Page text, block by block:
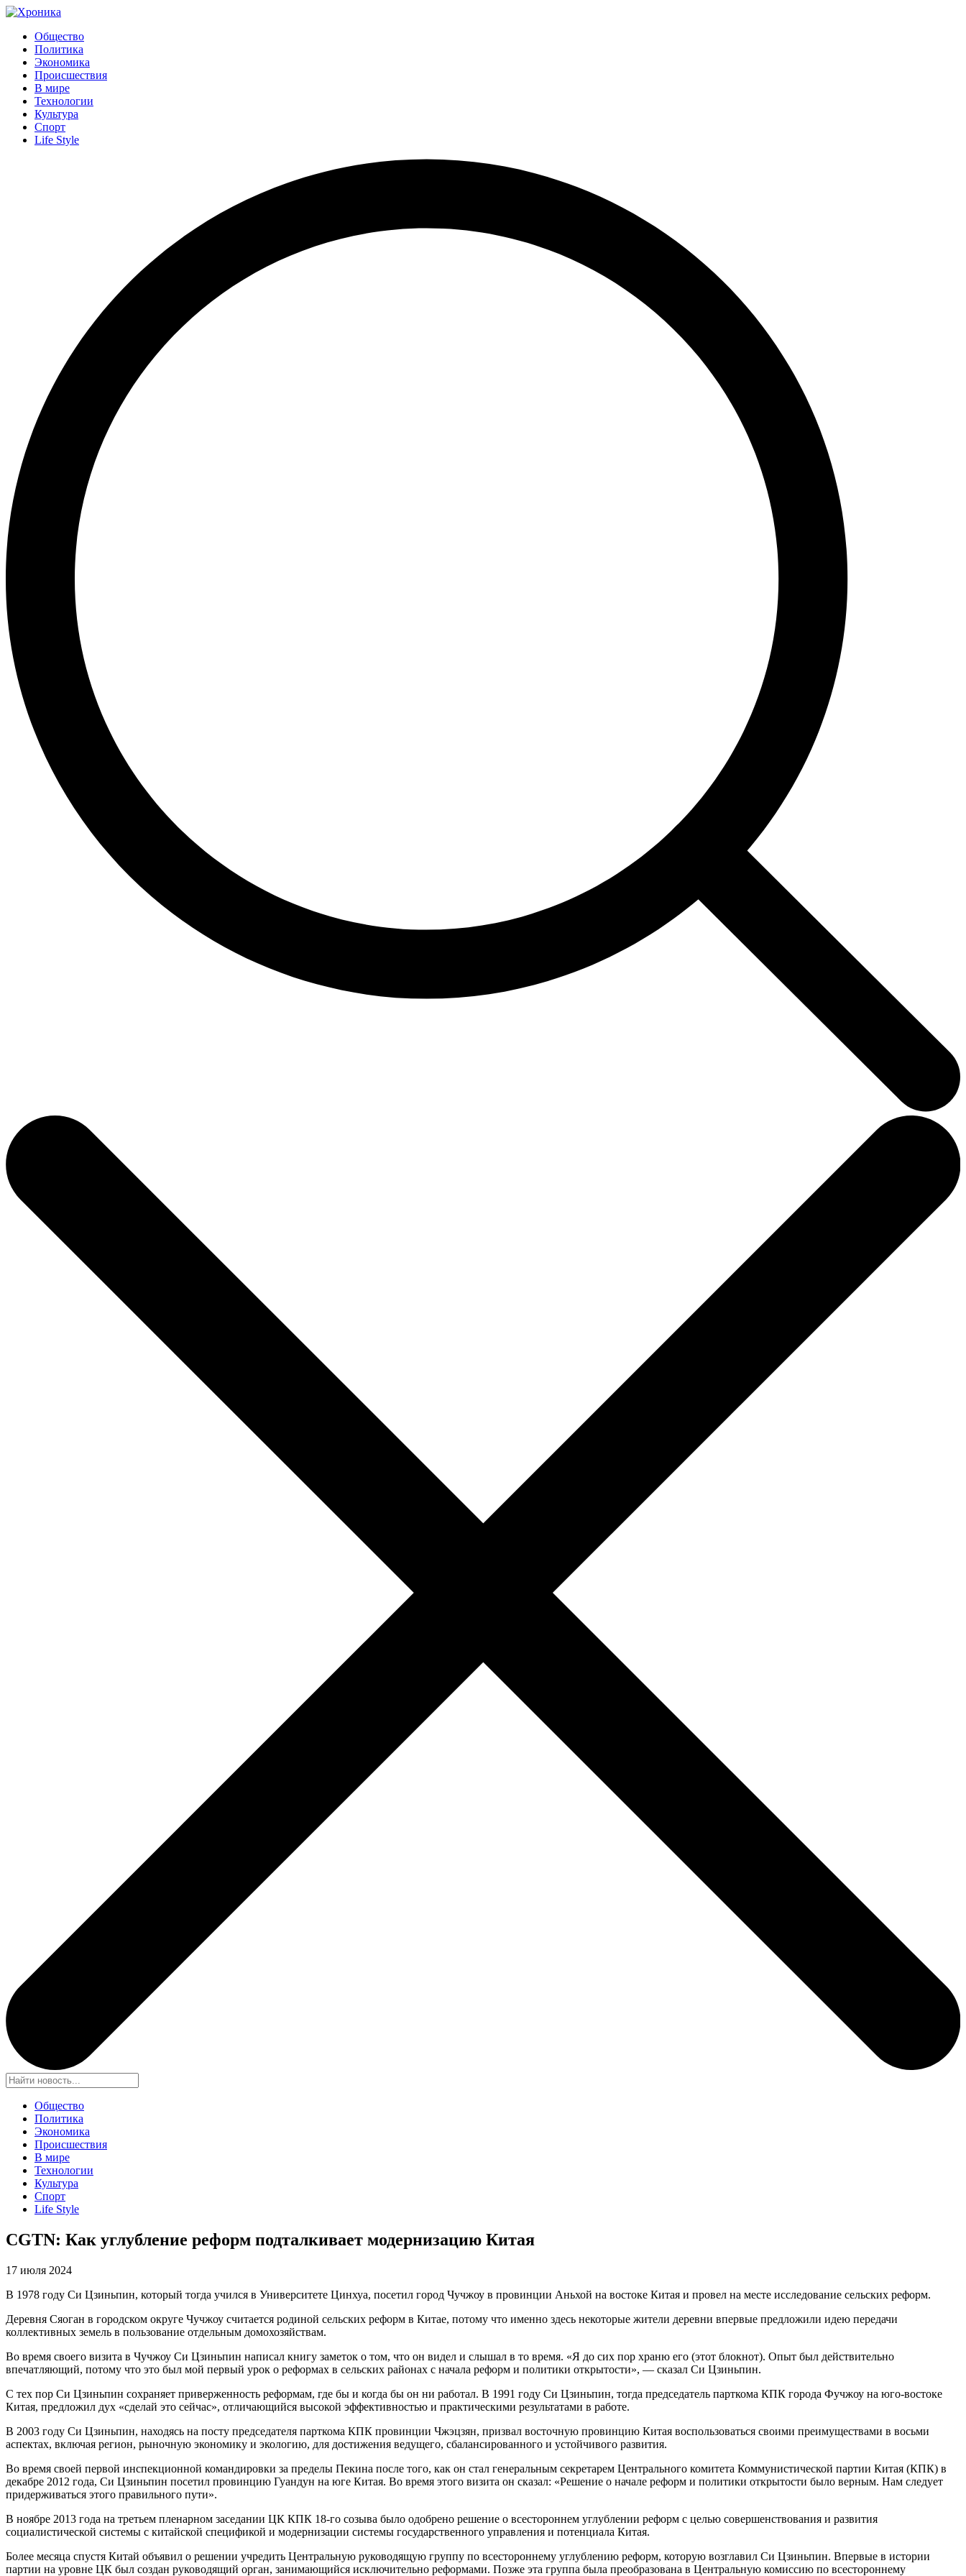
Общество
Политика
Экономика
Происшествия
В мире
Технологии
Культура
Спорт
Life Style
Общество
Политика
Экономика
Происшествия
В мире
Технологии
Культура
Спорт
Life Style
CGTN: Как углубление реформ подталкивает модернизацию Китая
17 июля 2024
В 1978 году Си Цзиньпин, который тогда учился в Университете Цинхуа, посетил город Чучжоу в провинции Аньхой на востоке Китая и провел на месте исследование сельских реформ.
Деревня Сяоган в городском округе Чучжоу считается родиной сельских реформ в Китае, потому что именно здесь некоторые жители деревни впервые предложили идею передачи
коллективных земель в пользование отдельным домохозяйствам.
Во время своего визита в Чучжоу Си Цзиньпин написал книгу заметок о том, что он видел и слышал в то время. «Я до сих пор храню его (этот блокнот). Опыт был действительно
впечатляющий, потому что это был мой первый урок о реформах в сельских районах с начала реформ и политики открытости», — сказал Си Цзиньпин.
С тех пор Си Цзиньпин сохраняет приверженность реформам, где бы и когда бы он ни работал. В 1991 году Си Цзиньпин, тогда председатель парткома КПК города Фучжоу на юго-востоке
Китая, предложил дух «сделай это сейчас», отличающийся высокой эффективностью и практическими результатами в работе.
В 2003 году Си Цзиньпин, находясь на посту председателя парткома КПК провинции Чжэцзян, призвал восточную провинцию Китая воспользоваться своими преимуществами в восьми
аспектах, включая регион, рыночную экономику и экологию, для достижения ведущего, сбалансированного и устойчивого развития.
Во время своей первой инспекционной командировки за пределы Пекина после того, как он стал генеральным секретарем Центрального комитета Коммунистической партии Китая (КПК) в
декабре 2012 года, Си Цзиньпин посетил провинцию Гуандун на юге Китая. Во время этого визита он сказал: «Решение о начале реформ и политики открытости было верным. Нам следует
придерживаться этого правильного пути».
В ноябре 2013 года на третьем пленарном заседании ЦК КПК 18-го созыва было одобрено решение о всестороннем углублении реформ с целью совершенствования и развития
социалистической системы с китайской спецификой и модернизации системы государственного управления и потенциала Китая.
Более месяца спустя Китай объявил о решении учредить Центральную руководящую группу по всестороннему углублению реформ, которую возглавил Си Цзиньпин. Впервые в истории
партии на уровне ЦК был создан руководящий орган, занимающийся исключительно реформами. Позже эта группа была преобразована в Центральную комиссию по всестороннему